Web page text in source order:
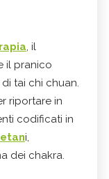
, il
il pranico
tai chi chuan.
riportare in
codificati in
i,
dei chakra.